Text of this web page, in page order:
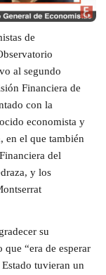
de
al segundo
Financiera de
con la
economista y
en el que también
del
y los
su
“era de esperar
tuvieran un